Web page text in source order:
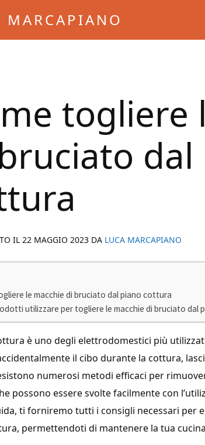
MARCAPIANO
togliere
dal
IL 22 MAGGIO 2023 DA LUCA MARCAPIANO
le macchie di bruciato dal piano cottura
utilizzare per togliere le macchie di bruciato dal
è uno degli elettrodomestici più
il cibo durante la cottura,
numerosi metodi efficaci per
possono essere svolte facilmente con
ti forniremo tutti i consigli necessari per
permettendoti di mantenere la tua